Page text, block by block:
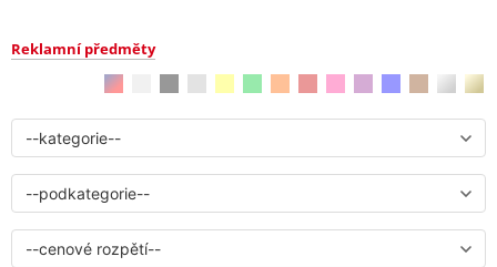
Reklamní předměty